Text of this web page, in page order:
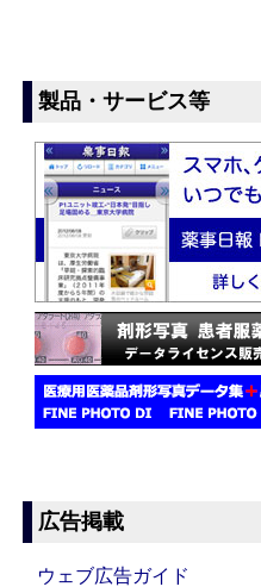
製品・サービス等
広告掲載
ウェブ広告ガイド